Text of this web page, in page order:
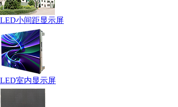
LED小间距显示屏
LED室内显示屏